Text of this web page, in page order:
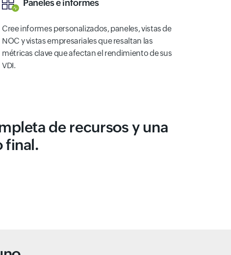
Paneles e informes
Cree informes personalizados, paneles, vistas de
NOC y vistas empresariales que resaltan las
métricas clave que afectan el rendimiento de sus
VDI.
de recursos y una
final.